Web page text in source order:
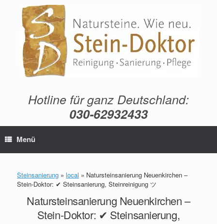
springen
Hotline für ganz Deutschland:
030-62932433
Menü
Steinsanierung » local » Natursteinsanierung Neuenkirchen –
Stein-Doktor: ✔ Steinsanierung, Steinreinigung ツ
Natursteinsanierung Neuenkirchen –
Stein-Doktor: ✔ Steinsanierung,